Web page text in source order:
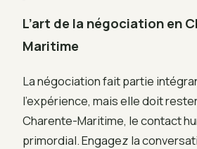
L’art de la négociation en
Maritime
La négociation fait partie
l’expérience, mais elle doit
Charente-Maritime, le contact
primordial. Engagez la